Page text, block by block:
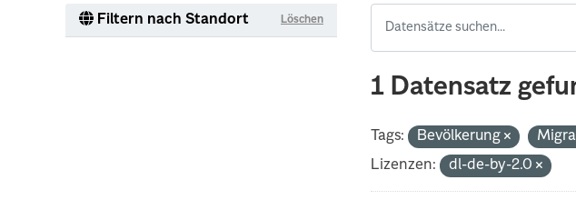
Filtern nach Standort Löschen
1 Datensatz
Tags: Bevölkerung
Lizenzen:
dl-de-by-2.0